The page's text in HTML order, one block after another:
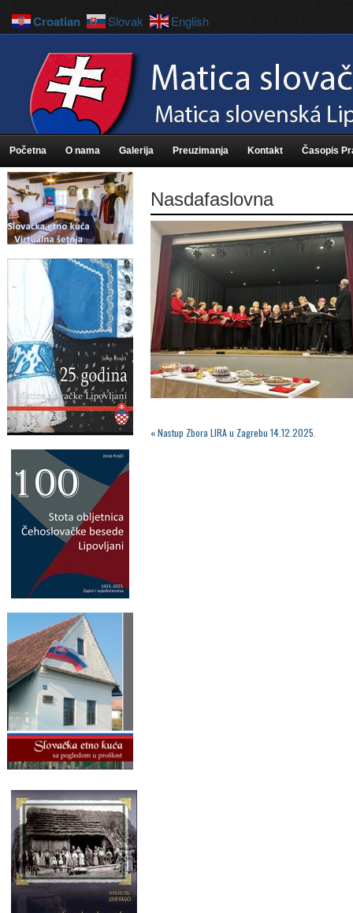
Početna O nama Galerija Preuzimanja Kontakt Časopis
Nasdafaslovna
«Nastup Zbora LIRA u Zagrebu 14.12.2025.
Croatian Slovak English